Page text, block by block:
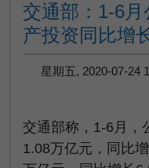
交通部：1-6
产投资同比增
星期五, 2020-07-
交通部称，1-6月，
1.08万亿元，同比